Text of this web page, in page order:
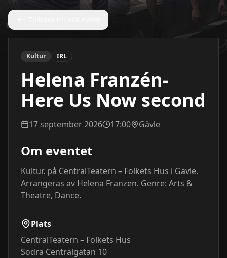
Kultur IRL
Helena Franzén-
Here Us Now second
17 september 2026 17:00 Gävle
Om eventet
Kultur. på CentralTeatern – Folkets Hus i Gävle.
Arrangeras av Helena Franzen. Genre: Arts &
Theatre, Dance.
Plats
CentralTeatern – Folkets Hus
Södra Centralgatan 10